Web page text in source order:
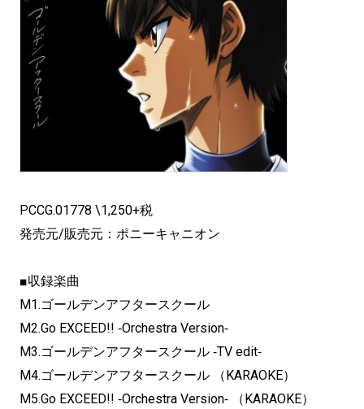
PCCG.01778 \1,250+税
発売元/販売元：ポニーキャニオン
■収録楽曲
M1.ゴールデンアフタースクール
M2.Go EXCEED!! ‐Orchestra Version‐
M3.ゴールデンアフタースクール ‐TV edit‐
M4.ゴールデンアフタースクール （KARAOKE）
M5.Go EXCEED!! ‐Orchestra Version‐ （KARAOKE）